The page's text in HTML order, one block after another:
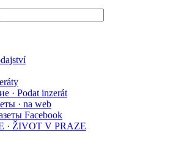
· Podat inzerát
· na web
Facebook
ŽIVOT V PRAZE